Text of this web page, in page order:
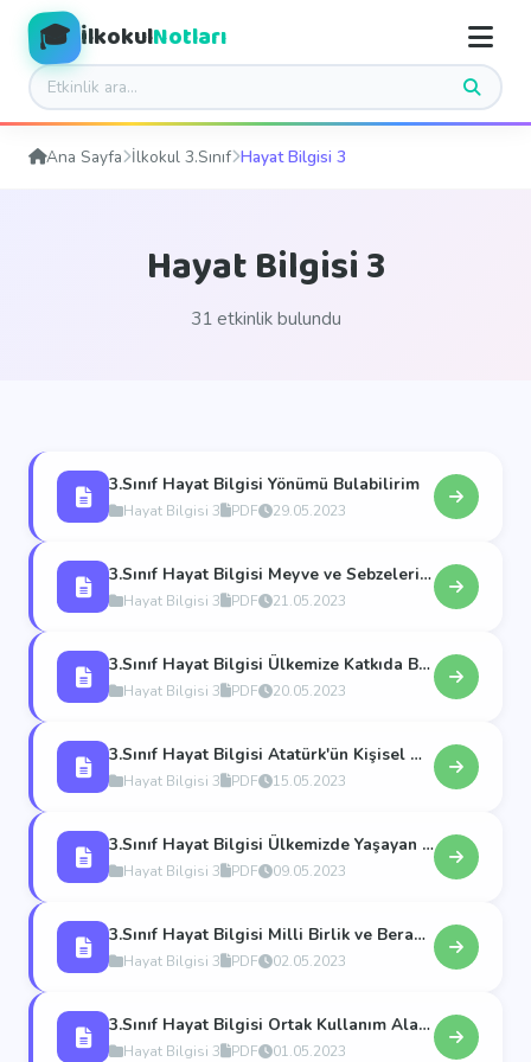
🎓 İlkokulNotları
Ana Sayfa İlkokul 3.Sınıf Hayat Bilgisi 3
Hayat Bilgisi 3
31 etkinlik bulundu
3.Sınıf Hayat Bilgisi Yönümü Bulabilirim
Hayat Bilgisi 3 PDF 29.05.2023
3.Sınıf Hayat Bilgisi Meyve ve Sebzelerin Yetişme Koşulları
Hayat Bilgisi 3 PDF 21.05.2023
3.Sınıf Hayat Bilgisi Ülkemize Katkıda Bulunanlar
Hayat Bilgisi 3 PDF 20.05.2023
3.Sınıf Hayat Bilgisi Atatürk'ün Kişisel Özellikleri
Hayat Bilgisi 3 PDF 15.05.2023
3.Sınıf Hayat Bilgisi Ülkemizde Yaşayan Farklı Kültürler
Hayat Bilgisi 3 PDF 09.05.2023
3.Sınıf Hayat Bilgisi Milli Birlik ve Beraberlik
Hayat Bilgisi 3 PDF 02.05.2023
3.Sınıf Hayat Bilgisi Ortak Kullanım Alanlarını ve Araçlarını Koruyalım
Hayat Bilgisi 3 PDF 01.05.2023